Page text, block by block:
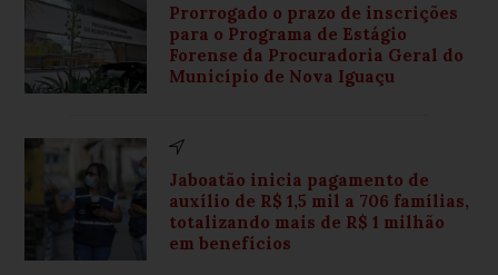
Prorrogado o prazo de inscrições
para o Programa de Estágio
Forense da Procuradoria Geral do
Município de Nova Iguaçu
Jaboatão inicia pagamento de
auxílio de R$ 1,5 mil a 706 famílias,
totalizando mais de R$ 1 milhão
em benefícios